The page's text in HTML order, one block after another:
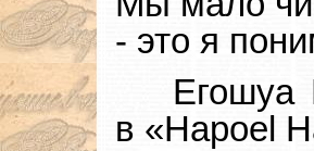
- это я
в «Hapoel